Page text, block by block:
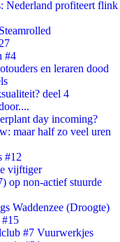
Nederland profiteert flink
#4
en leraren dood
deel 4
day incoming?
maar half zo veel uren
#12
vijftiger
op non-actief stuurde
Waddenzee (Droogte)
#7 Vuurwerkjes